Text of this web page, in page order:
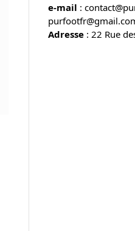
e-mail :
Adresse : 22 Rue